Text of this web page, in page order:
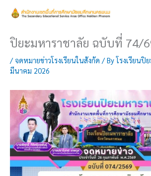
ปิยะมหาราชาลัย ฉบับที่ 74/
/จดหมายข่าวโรงเรียนในสังกัด / Byโรงเรียนปิ
มีนาคม 2026